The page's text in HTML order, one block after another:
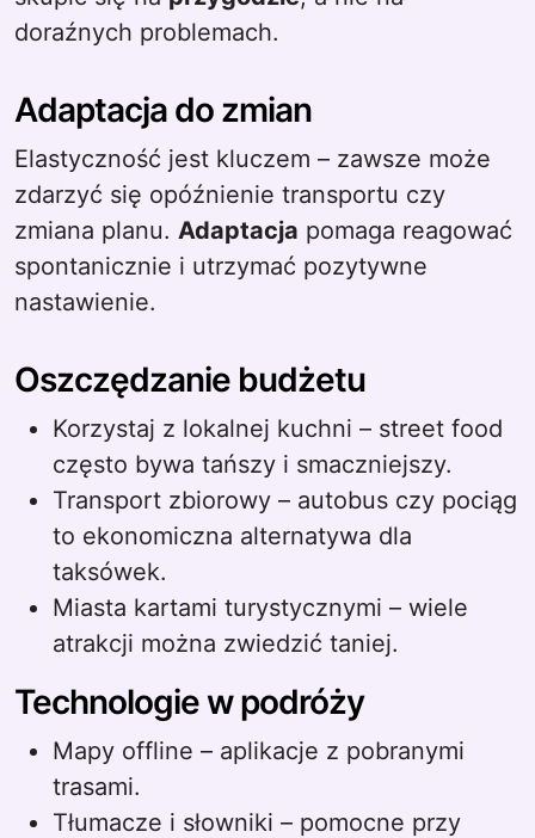
doraźnych problemach.
Adaptacja do zmian
Elastyczność jest kluczem – zawsze może
zdarzyć się opóźnienie transportu czy
zmiana planu. Adaptacja pomaga reagować
spontanicznie i utrzymać pozytywne
nastawienie.
Oszczędzanie budżetu
Korzystaj z lokalnej kuchni – street food
często bywa tańszy i smaczniejszy.
Transport zbiorowy – autobus czy pociąg
to ekonomiczna alternatywa dla
taksówek.
Miasta kartami turystycznymi – wiele
atrakcji można zwiedzić taniej.
Technologie w podróży
Mapy offline – aplikacje z pobranymi
trasami.
Tłumacze i słowniki – pomocne przy